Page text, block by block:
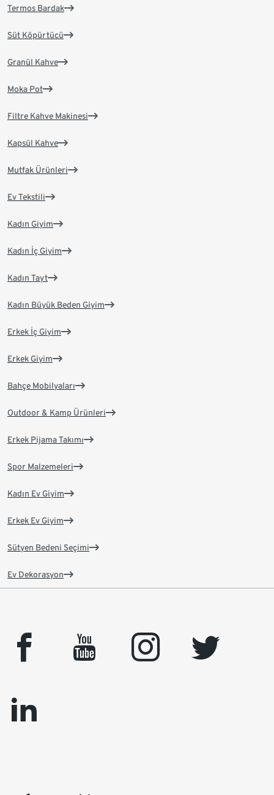
Termos Bardak
Süt Köpürtücü
Granül Kahve
Moka Pot
Filtre Kahve Makinesi
Kapsül Kahve
Mutfak Ürünleri
Ev Tekstili
Kadın Giyim
Kadın İç Giyim
Kadın Tayt
Kadın Büyük Beden Giyim
Erkek İç Giyim
Erkek Giyim
Bahçe Mobilyaları
Outdoor & Kamp Ürünleri
Erkek Pijama Takımı
Spor Malzemeleri
Kadın Ev Giyim
Erkek Ev Giyim
Sütyen Bedeni Seçimi
Ev Dekorasyon
facebook youtube instagram
twitter
linkedin